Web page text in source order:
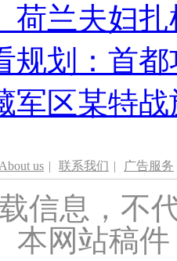
荷兰夫妇
规划：首
军区某特
About us | 联系我们 | 广告服务
信息，不
本网站稿